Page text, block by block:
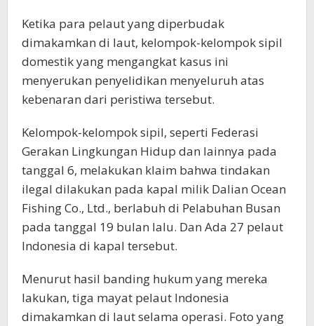
Ketika para pelaut yang diperbudak
dimakamkan di laut, kelompok-kelompok sipil
domestik yang mengangkat kasus ini
menyerukan penyelidikan menyeluruh atas
kebenaran dari peristiwa tersebut.
Kelompok-kelompok sipil, seperti Federasi
Gerakan Lingkungan Hidup dan lainnya pada
tanggal 6, melakukan klaim bahwa tindakan
ilegal dilakukan pada kapal milik Dalian Ocean
Fishing Co., Ltd., berlabuh di Pelabuhan Busan
pada tanggal 19 bulan lalu. Dan Ada 27 pelaut
Indonesia di kapal tersebut.
Menurut hasil banding hukum yang mereka
lakukan, tiga mayat pelaut Indonesia
dimakamkan di laut selama operasi. Foto yang